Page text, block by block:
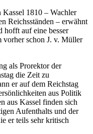
1810 – Wachler
Reichsständen – erwähnt
hofft auf eine besser
vorher schon J. v. Müller
als Prorektor der
die Zeit zu
er auf dem Reichstag
aus Politik
aus Kassel finden sich
Aufenthalts und der
er teils sehr kritisch